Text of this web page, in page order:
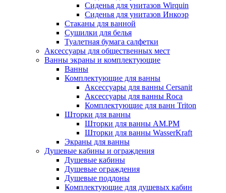
Сиденья для унитазов Wirquin
Сиденья для унитазов Инкоэр
Стаканы для ванной
Сушилки для белья
Туалетная бумага салфетки
Аксессуары для общественных мест
Ванны экраны и комплектующие
Ванны
Комплектующие для ванны
Аксессуары для ванны Cersanit
Аксессуары для ванны Roca
Комплектующие для ванн Triton
Шторки для ванны
Шторки для ванны AM.PM
Шторки для ванны WasserKraft
Экраны для ванны
Душевые кабины и ограждения
Душевые кабины
Душевые ограждения
Душевые поддоны
Комплектующие для душевых кабин